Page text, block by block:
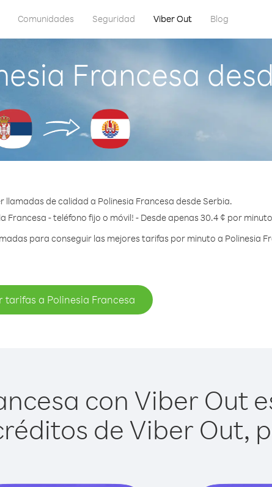
Comunidades Seguridad Viber Out Blog
Francesa
llamadas de calidad a Polinesia Francesa desde Serbia.
Francesa - teléfono fijo o móvil! - Desde apenas 30.4 ¢ por
para conseguir las mejores tarifas por minuto a Polinesia
tarifas a Polinesia Francesa
con Viber Out
de Viber Out,